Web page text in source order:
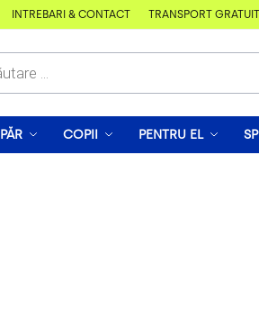
ÎNTREBĂRI & CONTACT TRANSPORT GRATUIT
PĂR COPII PENTRU EL